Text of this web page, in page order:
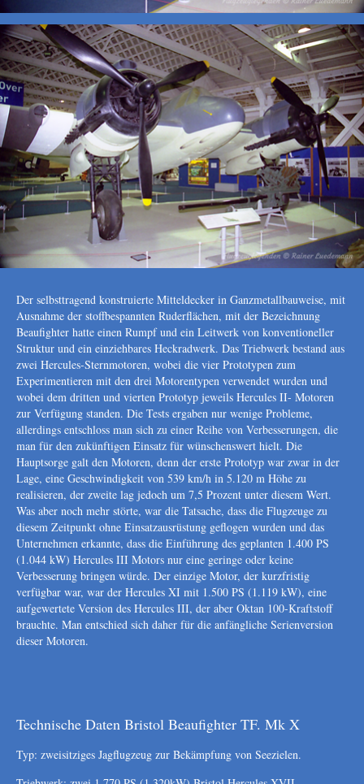
Der selbsttragend konstruierte Mitteldecker in Ganzmetallbauweise, mit
Ausnahme der stoffbespannten Ruderflächen, mit der Bezeichnung
Beaufighter hatte einen Rumpf und ein Leitwerk von konventioneller
Struktur und ein einziehbares Heckradwerk. Das Triebwerk bestand aus
zwei Hercules-Sternmotoren, wobei die vier Prototypen zum
Experimentieren mit den drei Motorentypen verwendet wurden und
wobei dem dritten und vierten Prototyp jeweils Hercules II- Motoren
zur Verfügung standen. Die Tests ergaben nur wenige Probleme,
allerdings entschloss man sich zu einer Reihe von Verbesserungen, die
man für den zukünftigen Einsatz für wünschenswert hielt. Die
Hauptsorge galt den Motoren, denn der erste Prototyp war zwar in der
Lage, eine Geschwindigkeit von 539 km/h in 5.120 m Höhe zu
realisieren, der zweite lag jedoch um 7,5 Prozent unter diesem Wert.
Was aber noch mehr störte, war die Tatsache, dass die Flugzeuge zu
diesem Zeitpunkt ohne Einsatzausrüstung geflogen wurden und das
Unternehmen erkannte, dass die Einführung des geplanten 1.400 PS
(1.044 kW) Hercules III Motors nur eine geringe oder keine
Verbesserung bringen würde. Der einzige Motor, der kurzfristig
verfügbar war, war der Hercules XI mit 1.500 PS (1.119 kW), eine
aufgewertete Version des Hercules III, der aber Oktan 100-Kraftstoff
brauchte. Man entschied sich daher für die anfängliche Serienversion
dieser Motoren.
Technische Daten Bristol Beaufighter TF. Mk X
Typ: zweisitziges Jagflugzeug zur Bekämpfung von Seezielen.